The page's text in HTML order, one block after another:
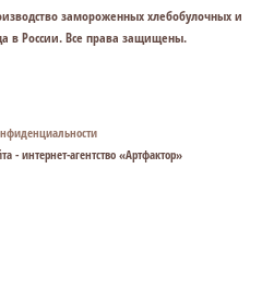
замороженных хлебобулочных и
в России. Все права защищены.
- интернет-агентство «Артфактор»